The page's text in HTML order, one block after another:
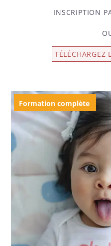
INSCRIPTION
TÉLÉCHARGEZ
Formation complète